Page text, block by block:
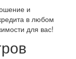
и
в любом
для вас!